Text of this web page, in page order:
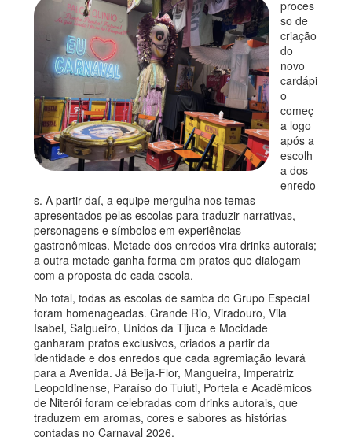
proces
so de
criação
do
novo
cardápi
o
começ
a logo
após a
escolh
a dos
enredo
s. A partir daí, a equipe mergulha nos temas
apresentados pelas escolas para traduzir narrativas,
personagens e símbolos em experiências
gastronômicas. Metade dos enredos vira drinks autorais;
a outra metade ganha forma em pratos que dialogam
com a proposta de cada escola.
No total, todas as escolas de samba do Grupo Especial
foram homenageadas. Grande Rio, Viradouro, Vila
Isabel, Salgueiro, Unidos da Tijuca e Mocidade
ganharam pratos exclusivos, criados a partir da
identidade e dos enredos que cada agremiação levará
para a Avenida. Já Beija-Flor, Mangueira, Imperatriz
Leopoldinense, Paraíso do Tuiuti, Portela e Acadêmicos
de Niterói foram celebradas com drinks autorais, que
traduzem em aromas, cores e sabores as histórias
contadas no Carnaval 2026.